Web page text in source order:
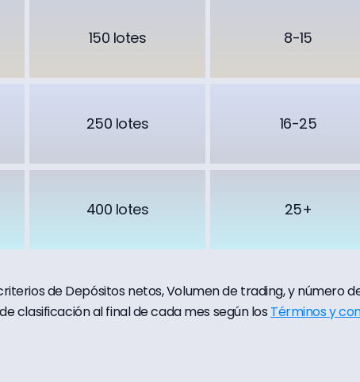
150 lotes 8-15
250 lotes 16-25
400 lotes 25+
de Depósitos netos, Volumen de trading, y número
clasificación al final de cada mes según los Términos y